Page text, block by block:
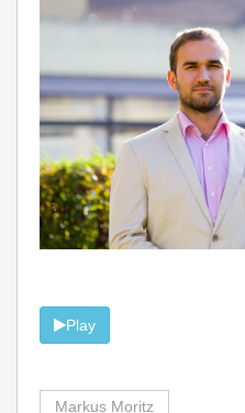
Play
Markus Moritz